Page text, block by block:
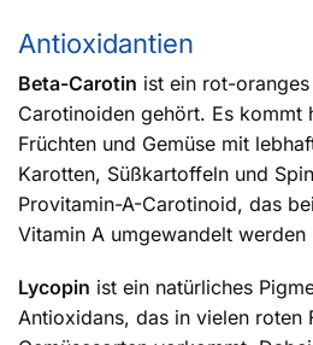
Antioxidantien
Beta-Carotin ist ein rot-
Carotinoiden gehört. Es kommt
Früchten und Gemüse mit
Karotten, Süßkartoffeln und
Provitamin-A-Carotinoid, das
Vitamin A umgewandelt werden
Lycopin ist ein natürliches
Antioxidans, das in vielen roten